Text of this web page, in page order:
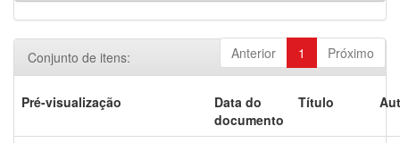
Anterior 1 Próximo
Conjunto de itens:
Pré-visualização
Data do
documento
Título